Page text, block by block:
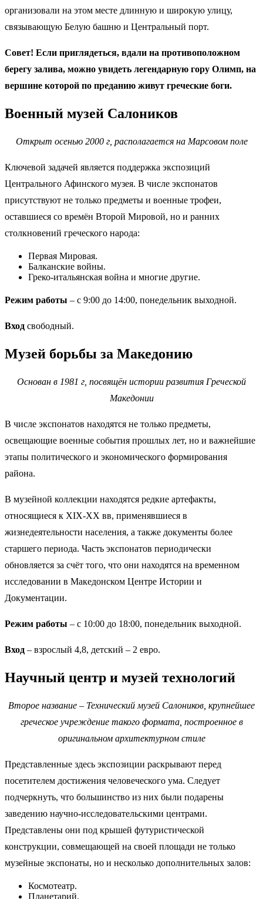
организовали на этом месте длинную и широкую улицу,
связывающую Белую башню и Центральный порт.
Совет! Если приглядеться, вдали на противоположном
берегу залива, можно увидеть легендарную гору Олимп, на
вершине которой по преданию живут греческие боги.
Военный музей Салоников
Открыт осенью 2000 г, располагается на Марсовом поле
Ключевой задачей является поддержка экспозиций
Центрального Афинского музея. В числе экспонатов
присутствуют не только предметы и военные трофеи,
оставшиеся со времён Второй Мировой, но и ранних
столкновений греческого народа:
Первая Мировая.
Балканские войны.
Греко-итальянская война и многие другие.
Режим работы – с 9:00 до 14:00, понедельник выходной.
Вход свободный.
Музей борьбы за Македонию
Основан в 1981 г, посвящён истории развития Греческой
Македонии
В числе экспонатов находятся не только предметы,
освещающие военные события прошлых лет, но и важнейшие
этапы политического и экономического формирования
района.
В музейной коллекции находятся редкие артефакты,
относящиеся к XIX-XX вв, применявшиеся в
жизнедеятельности населения, а также документы более
старшего периода. Часть экспонатов периодически
обновляется за счёт того, что они находятся на временном
исследовании в Македонском Центре Истории и
Документации.
Режим работы – с 10:00 до 18:00, понедельник выходной.
Вход – взрослый 4,8, детский – 2 евро.
Научный центр и музей технологий
Второе название – Технический музей Салоников, крупнейшее
греческое учреждение такого формата, построенное в
оригинальном архитектурном стиле
Представленные здесь экспозиции раскрывают перед
посетителем достижения человеческого ума. Следует
подчеркнуть, что большинство из них были подарены
заведению научно-исследовательскими центрами.
Представлены они под крышей футуристической
конструкции, совмещающей на своей площади не только
музейные экспонаты, но и несколько дополнительных залов:
Космотеатр.
Планетарий.